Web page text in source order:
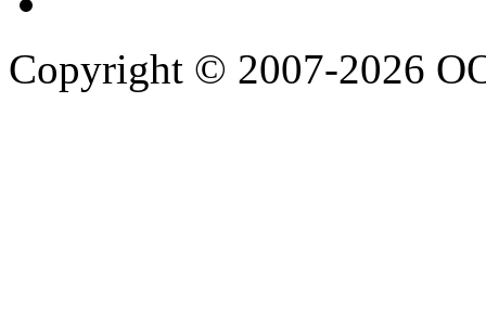
Copyright © 2007-2026